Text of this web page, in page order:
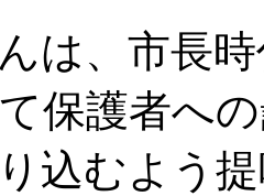
は、市長時
保護者へ
込むよう